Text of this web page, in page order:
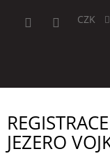
CZK
JEZERO